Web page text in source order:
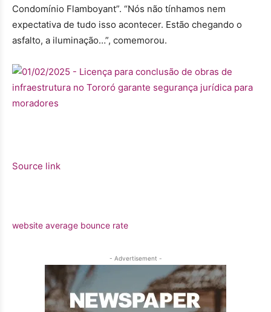
Condomínio Flamboyant”. “Nós não tínhamos nem
expectativa de tudo isso acontecer. Estão chegando o
asfalto, a iluminação…”, comemorou.
Source link
website average bounce rate
- Advertisement -